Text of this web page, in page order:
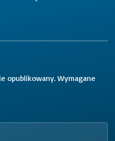
opublikowany. Wymagane